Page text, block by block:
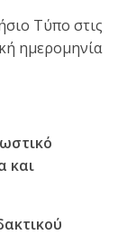
Τύπο στις
ημερομηνία
και